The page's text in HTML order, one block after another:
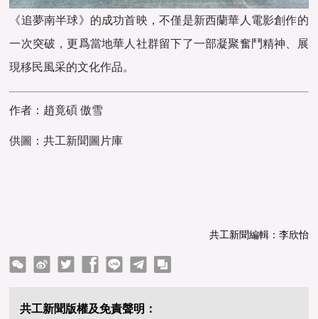
《追夢南半球》的成功首映，不僅是新西蘭華人電影創作的
一次突破，更爲當地華人社群留下了一部凝聚奮鬥精神、展
現移民風采的文化作品。
作者：趙竟碩 傲雪
供圖：共工新聞圖片庫
共工新聞編輯：李欣怡
linetelegram copy
共工新聞版權及免責聲明：